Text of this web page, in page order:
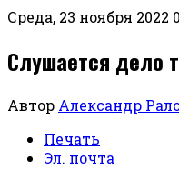
Среда, 23 ноября 2022
Слушается дело
Автор Александр
Печать
Эл. почта